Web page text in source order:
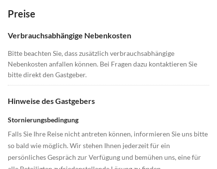
Preise
Verbrauchsabhängige Nebenkosten
Bitte beachten Sie, dass zusätzlich verbrauchsabhängige
Nebenkosten anfallen können. Bei Fragen dazu kontaktieren Sie
bitte direkt den Gastgeber.
Hinweise des Gastgebers
Stornierungsbedingung
Falls Sie Ihre Reise nicht antreten können, informieren Sie uns bitte
so bald wie möglich. Wir stehen Ihnen jederzeit für ein
persönliches Gespräch zur Verfügung und bemühen uns, eine für